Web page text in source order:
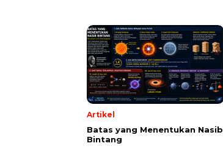
Artikel
Batas yang Menentukan Nasib
Bintang